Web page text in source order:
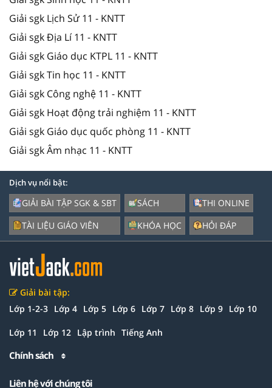
Giải sgk Lịch Sử 11 - KNTT
Giải sgk Địa Lí 11 - KNTT
Giải sgk Giáo dục KTPL 11 - KNTT
Giải sgk Tin học 11 - KNTT
Giải sgk Công nghệ 11 - KNTT
Giải sgk Hoạt động trải nghiệm 11 - KNTT
Giải sgk Giáo dục quốc phòng 11 - KNTT
Giải sgk Âm nhạc 11 - KNTT
Dịch vụ nổi bật:
GIẢI BÀI TẬP SGK & SBT
TÀI LIỆU GIÁO VIÊN
SÁCH
KHÓA HỌC
THI ONLINE
HỎI ĐÁP
Giải bài tập:
Lớp 1-2-3 Lớp 4 Lớp 5 Lớp 6 Lớp 7 Lớp 8 Lớp 9 Lớp 10
Lớp 11 Lớp 12 Lập trình Tiếng Anh
Chính sách
Liên hệ với chúng tôi